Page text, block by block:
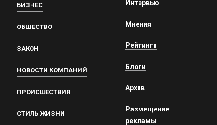
БИЗНЕС
ОБЩЕСТВО
ЗАКОН
НОВОСТИ КОМПАНИЙ
ПРОИСШЕСТВИЯ
СТИЛЬ ЖИЗНИ
Интервью
Мнения
Рейтинги
Блоги
Архив
Размещение
рекламы